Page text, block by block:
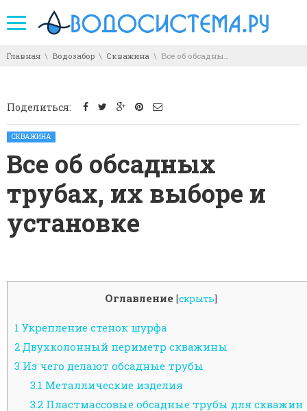
You are here:
Главная Водозабор Скважина Все об обсадных трубах, их выборе и установке
Поделиться:
Posted in:
СКВАЖИНА
Все об обсадных
трубах, их выборе и
установке
Оглавление [скрыть]
1 Укрепление стенок шурфа
2 Двухколонный периметр скважины
3 Из чего делают обсадные трубы
3.1 Металлические изделия
3.2Пластмассовые обсадные трубы для скважин